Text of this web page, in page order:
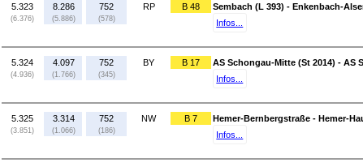
5.323
(6.376)
8.286
(5.886)
752
(578)
RP B 48
Sembach (L 393) - Enkenbach-
Infos...
5.324
(4.936)
4.097
(1.766)
752
(345)
BY B 17
AS Schongau-Mitte (St 2014) - AS
Infos...
5.325
(3.851)
3.314
(1.066)
752
(186)
NW B 7
Hemer-Bernbergstraße - Hemer-
Infos...